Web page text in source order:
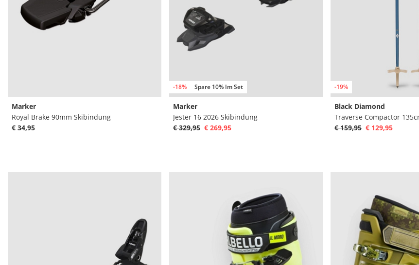
Marker
Royal Brake 90mm Skibindung
€ 34,95
-18% Spare 10% Im Set
Marker
Jester 16 2026 Skibindung
€ 329,95 € 269,95
-19%
Black Diamond
€ 159,95 € 129,95